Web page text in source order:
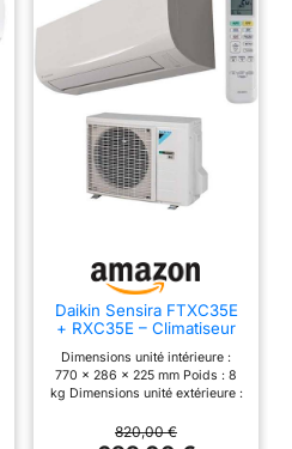
Daikin Sensira FTXC35E
+ RXC35E – Climatiseur
Inverter en mode pompe
à chaleur R32 A++ avec
Wi-Fi intégré, contrôlable
Daikin
Dimensions unité intérieure :
770 x 286 x 225 mm Poids : 8
kg Dimensions unité extérieure :
kg Raccordements : 1/4" 3/8"
820,00 €